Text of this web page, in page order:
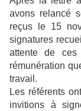
avons relancé
reçus le 15
signatures
attente de
rémunération
travail.
Les référents
invitions à